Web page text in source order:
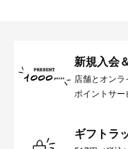
新規入会
店舗とオン
ポイントサー
ギフトラ